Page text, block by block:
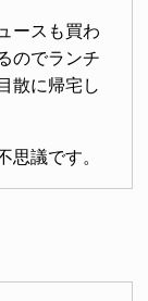
ースも買わ
のでランチ
散に帰宅し
思議です。